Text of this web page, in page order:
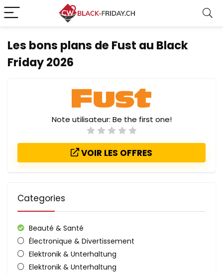
Les bons plans de Fust au Black
Friday 2026
Note utilisateur: Be the first one!
VOIR LES OFFRES
Categories
Beauté & Santé
Électronique & Divertissement
Elektronik & Unterhaltung
Elektronik & Unterhaltung